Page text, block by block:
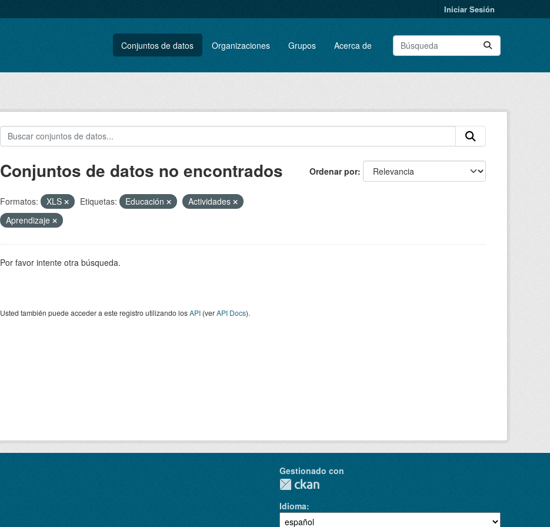
Iniciar Sesión
Conjuntos de datos Organizaciones Grupos Acerca de
Ordenar por
Conjuntos de datos no encontrados
Formatos: XLS Etiquetas: Educación
Actividades
Aprendizaje
Por favor intente otra búsqueda.
Usted también puede acceder a este registro utilizando losAPI(verAPI Docs).
Gestionado con
Idioma